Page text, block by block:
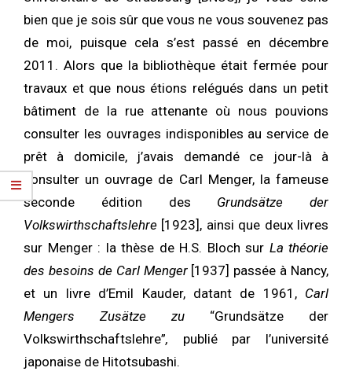
bien que je sois sûr que vous ne vous souvenez pas
de moi, puisque cela s’est passé en décembre
2011. Alors que la bibliothèque était fermée pour
travaux et que nous étions relégués dans un petit
bâtiment de la rue attenante où nous pouvions
consulter les ouvrages indisponibles au service de
prêt à domicile, j’avais demandé ce jour-là à
consulter un ouvrage de Carl Menger, la fameuse
seconde édition des Grundsätze der
Volkswirthschaftslehre [1923], ainsi que deux livres
sur Menger : la thèse de H.S. Bloch sur La théorie
des besoins de Carl Menger[1937] passée à Nancy,
et un livre d’Emil Kauder, datant de 1961, Carl
Mengers Zusätze zu “Grundsätze der
Volkswirthschaftslehre”, publié par l’université
japonaise de Hitotsubashi.